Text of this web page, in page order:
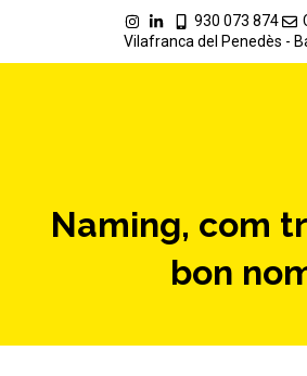
930 073 874
Vilafranca del Penedès -
Naming, com
bon